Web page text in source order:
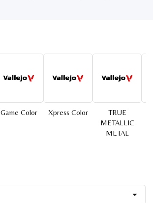
Game Color Xpress Color
TRUE
METALLIC
METAL
